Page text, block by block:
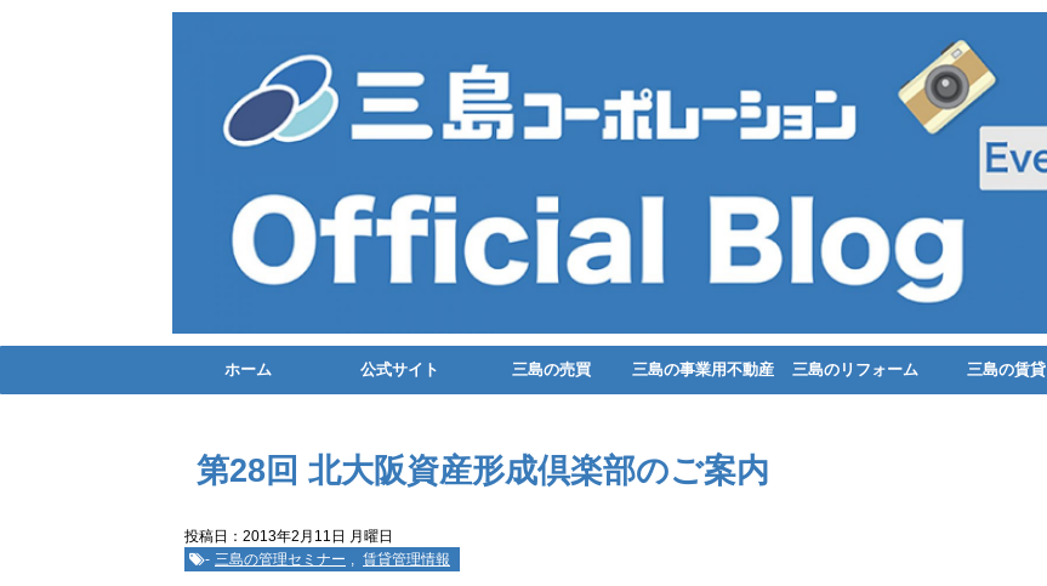
ホーム 公式サイト 三島の売買 三島の事業用不動産 三島のリフォーム 三島の賃貸
第28回 北大阪資産形成倶楽部のご案内
投稿日：2013年2月11日 月曜日
- 三島の管理セミナー , 賃貸管理情報